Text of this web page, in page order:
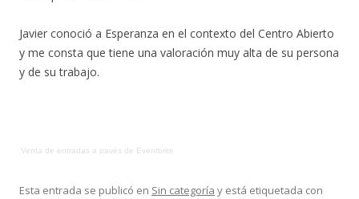
Javier conoció a Esperanza en el contexto del Centro Abierto
y me consta que tiene una valoración muy alta de su persona
y de su trabajo.
Venta de entradas a través de Eventbrite
Esta entrada se publicó en Sin categoría y está etiquetada con